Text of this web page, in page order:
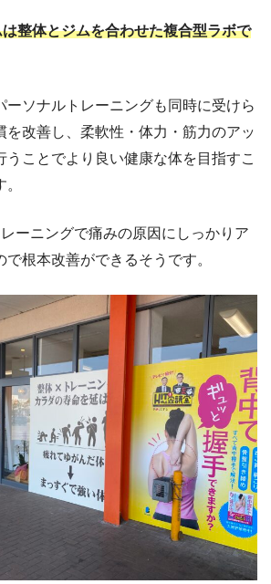
整体とジムを合わせた複合型ラボで
ーソナルトレーニングも同時に受けら
を改善し、柔軟性・体力・筋力のアッ
うことでより良い健康な体を目指すこ
ーニングで痛みの原因にしっかりア
根本改善ができるそうです。